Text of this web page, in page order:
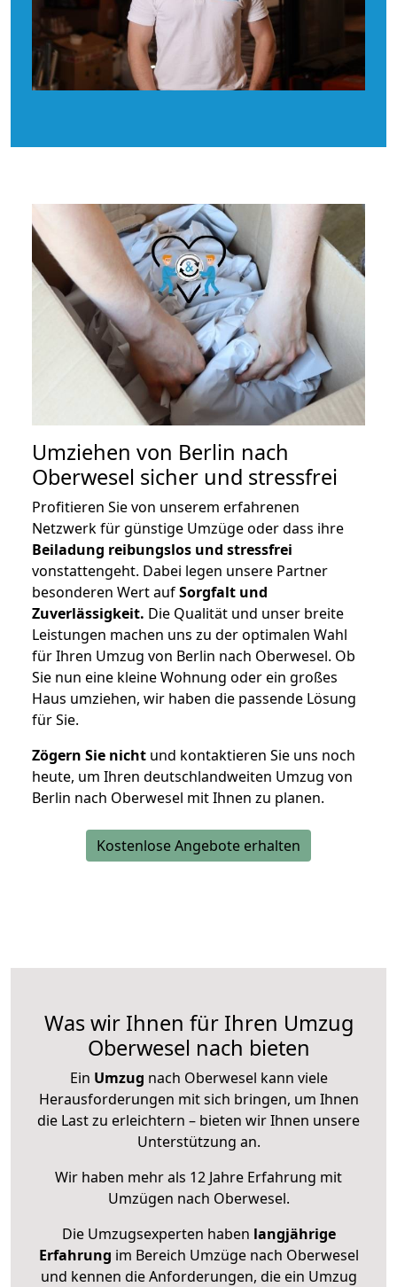
Umziehen von Berlin nach
Oberwesel sicher und stressfrei
Profitieren Sie von unserem erfahrenen
Netzwerk für günstige Umzüge oder dass ihre
Beiladung reibungslos und stressfrei
vonstattengeht. Dabei legen unsere Partner
besonderen Wert aufSorgfalt und
Zuverlässigkeit. Die Qualität und unser breite
Leistungen machen uns zu der optimalen Wahl
für Ihren Umzug von Berlin nach Oberwesel. Ob
Sie nun eine kleine Wohnung oder ein großes
Haus umziehen, wir haben die passende Lösung
für Sie.
Zögern Sie nicht und kontaktieren Sie uns noch
heute, um Ihren deutschlandweiten Umzug von
Berlin nach Oberwesel mit Ihnen zu planen.
Kostenlose Angebote erhalten
Was wir Ihnen für Ihren Umzug
Oberwesel nach bieten
Ein Umzug nach Oberwesel kann viele
Herausforderungen mit sich bringen, um Ihnen
die Last zu erleichtern – bieten wir Ihnen unsere
Unterstützung an.
Wir haben mehr als 12 Jahre Erfahrung mit
Umzügen nach Oberwesel.
Die Umzugsexperten haben langjährige
Erfahrung im Bereich Umzüge nach Oberwesel
und kennen die Anforderungen, die ein Umzug